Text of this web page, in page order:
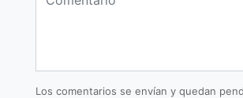
Los comentarios se envían y quedan